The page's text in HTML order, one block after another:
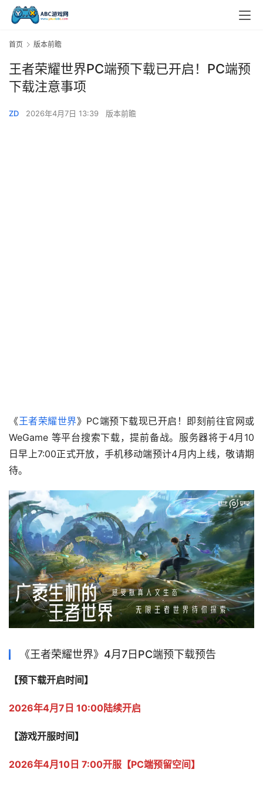
首页 版本前瞻
王者荣耀世界PC端预下载已开启！PC端预
下载注意事项
ZD 2026年4月7日 13:39 版本前瞻
《王者荣耀世界》PC端预下载现已开启！即刻前往官网或
WeGame 等平台搜索下载，提前备战。服务器将于4月10
日早上7:00正式开放，手机移动端预计4月内上线，敬请期
待。
《王者荣耀世界》4月7日PC端预下载预告
【预下载开启时间】
2026年4月7日 10:00陆续开启
【游戏开服时间】
2026年4月10日 7:00开服【PC端预留空间】